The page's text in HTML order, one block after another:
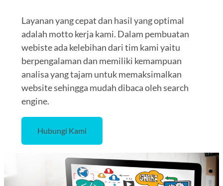
Layanan yang cepat dan hasil yang optimal
adalah motto kerja kami. Dalam pembuatan
webiste ada kelebihan dari tim kami yaitu
berpengalaman dan memiliki kemampuan
analisa yang tajam untuk memaksimalkan
website sehingga mudah dibaca oleh search
engine.
Hubungi Kami